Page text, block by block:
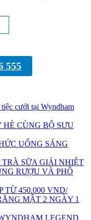
555
cưới tại Wyndham
HÈ CÙNG BỘ SƯU
UỐNG SẢNG
TRÀ SỮA GIẢI NHIỆT
RƯỢU VÀ PHÔ
450.000 VND/
MẬT 2 NGÀY 1
LEGEND